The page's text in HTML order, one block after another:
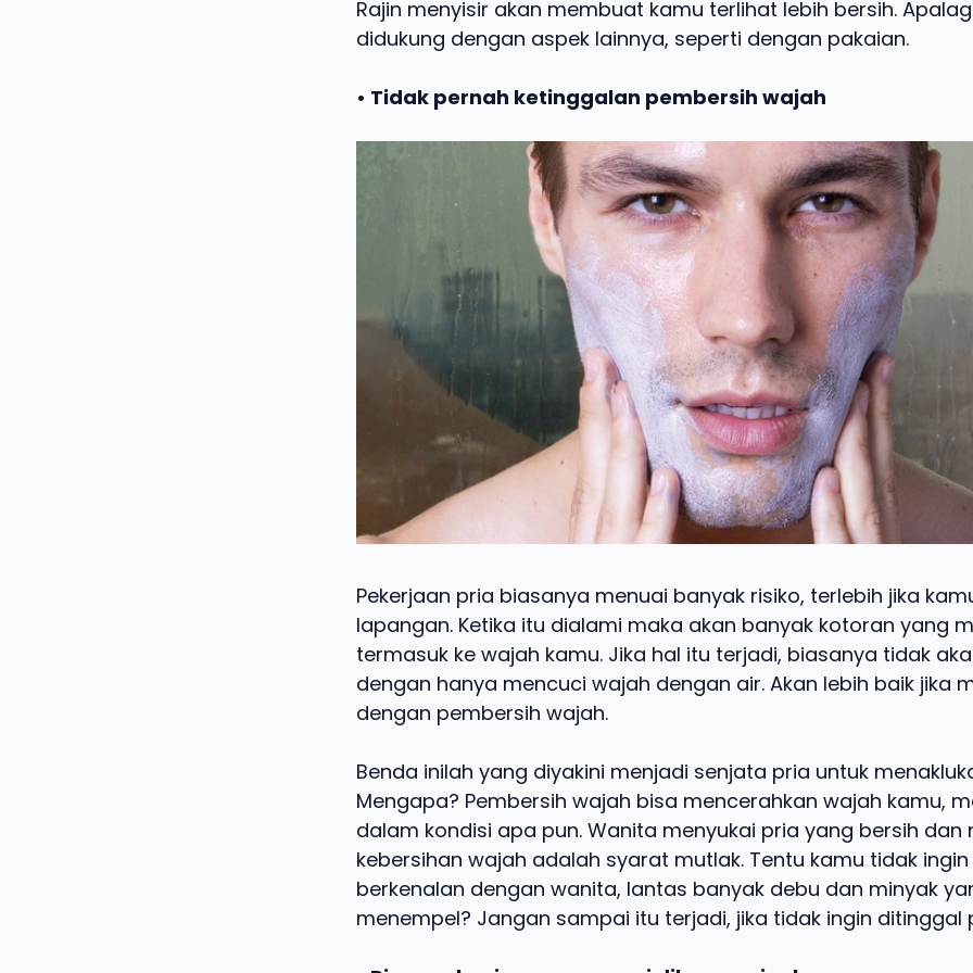
Rajin menyisir akan membuat kamu terlihat lebih bersih.
didukung dengan aspek lainnya, seperti dengan pakaian.
• Tidak pernah ketinggalan pembersih wajah
Pekerjaan pria biasanya menuai banyak risiko, terlebih jika
lapangan. Ketika itu dialami maka akan banyak kotoran yang
termasuk ke wajah kamu. Jika hal itu terjadi, biasanya tidak
dengan hanya mencuci wajah dengan air. Akan lebih baik jika
dengan pembersih wajah.
Benda inilah yang diyakini menjadi senjata pria untuk
Mengapa? Pembersih wajah bisa mencerahkan wajah kamu,
dalam kondisi apa pun. Wanita menyukai pria yang bersih dan
kebersihan wajah adalah syarat mutlak. Tentu kamu tidak ingin
berkenalan dengan wanita, lantas banyak debu dan minyak
menempel? Jangan sampai itu terjadi, jika tidak ingin ditinggal